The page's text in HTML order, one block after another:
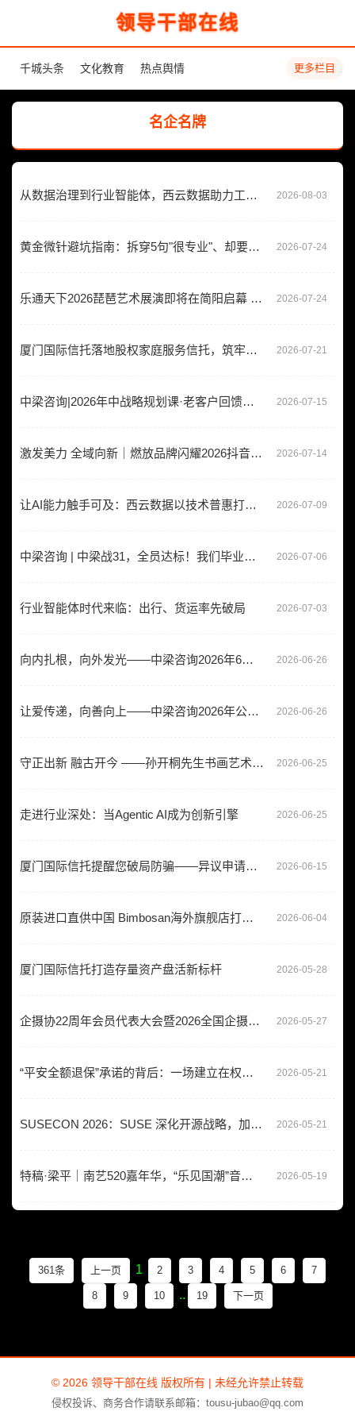
领导干部在线
千城头条 文化教育 热点舆情 更多栏目
名企名牌
从数据治理到行业智能体，西云数据助力工程建设与房地产企业构建数智化新底座 2026-08-03
黄金微针避坑指南：拆穿5句"很专业"、却要你自证清白的话术 2026-07-24
乐通天下2026琵琶艺术展演即将在简阳启幕 五大板块打造行业标杆盛典 2026-07-24
厦门国际信托落地股权家庭服务信托，筑牢家族企业“防火墙” 2026-07-21
中梁咨询|2026年中战略规划课·老客户回馈专场：闭门实战，布局不确定成为确定！ 2026-07-15
激发美力 全域向新｜燃放品牌闪耀2026抖音生活服务丽人行业生态大会，斩获双项重磅行业大奖 2026-07-14
​让AI能力触手可及：西云数据以技术普惠打开企业智能化新空间 2026-07-09
中梁咨询 | 中梁战31，全员达标！我们毕业啦！ 2026-07-06
行业智能体时代来临：出行、货运率先破局 2026-07-03
向内扎根，向外发光——中梁咨询2026年6月内训会·觉醒实录 2026-06-26
让爱传递，向善向上——中梁咨询2026年公益行纪实 2026-06-26
守正出新 融古开今 ——孙开桐先生书画艺术展在石景山文化中心开幕 2026-06-25
走进行业深处：当Agentic AI成为创新引擎 2026-06-25
厦门国际信托提醒您破局防骗——异议申请与“洗白”陷阱揭秘 2026-06-15
原装进口直供中国 Bimbosan海外旗舰店打造正品购买安心体验 2026-06-04
厦门国际信托打造存量资产盘活新标杆 2026-05-28
企摄协22周年会员代表大会暨2026全国企摄协工作交流会圆满落幕 2026-05-27
“平安全额退保”承诺的背后：一场建立在权益流失上的空中楼阁 2026-05-21
SUSECON 2026：SUSE 深化开源战略，加速 AI 合作与智能体创新 2026-05-21
特稿·梁平｜南艺520嘉年华，“乐见国潮”音乐演出“潮”你走来 2026-05-19
361条 上一页 1 2 3 4 5 6 7
8 9 10 .. 19 下一页
© 2026 领导干部在线 版权所有 | 未经允许禁止转载
侵权投诉、商务合作请联系邮箱：tousu-jubao@qq.com